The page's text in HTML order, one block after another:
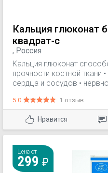
Кальция глюконат
квадрат-с
, Россия
Кальция глюконат
прочности костной ткани
сердца и сосудов •
дополнительного
5.0 1 отзыв
Нравится
Цена от
299